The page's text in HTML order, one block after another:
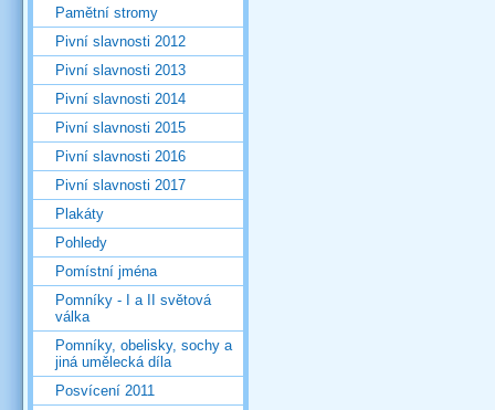
Pamětní stromy
Pivní slavnosti 2012
Pivní slavnosti 2013
Pivní slavnosti 2014
Pivní slavnosti 2015
Pivní slavnosti 2016
Pivní slavnosti 2017
Plakáty
Pohledy
Pomístní jména
Pomníky - I a II světová
válka
Pomníky, obelisky, sochy a
jiná umělecká díla
Posvícení 2011